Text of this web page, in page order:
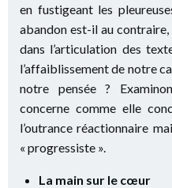
en fustigeant les
abandon est-il au contraire,
dans l’articulation des
l’affaiblissement de notre
notre pensée ?
concerne comme elle
l’outrance réactionnaire
« progressiste ».
La main sur le cœur